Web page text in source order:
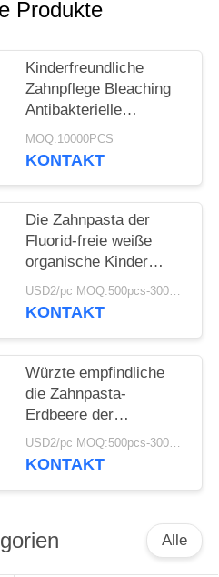
Produkte
Kinderfreundliche
Zahnpflege Bleaching
Antibakterielle
Zahnpasta Nicht für
Kinder zugänglich
MOQ:10000PCS
KONTAKT
Die Zahnpasta der
Fluorid-freie weiße
organische Kinder
50ML für 12 Jährige
USD2/pc MOQ:500pcs-30000pcs
KONTAKT
Würzte empfindliche
die Zahnpasta-
Erdbeere der
Antihohlraum-Kinder
50ML
USD2/pc MOQ:500pcs-30000pcs
KONTAKT
Alle